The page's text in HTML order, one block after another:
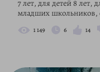
7 лет, для детей 8 лет,
младших школьников,
1 149 6 14